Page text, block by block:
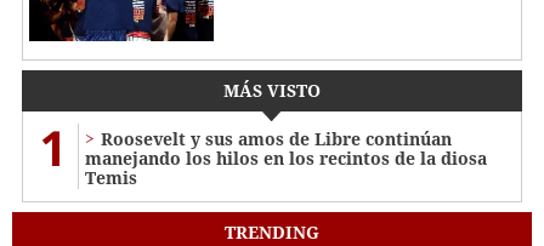
MÁS VISTO
1
Roosevelt y sus amos de Libre continúan
manejando los hilos en los recintos de la diosa
Temis
TRENDING